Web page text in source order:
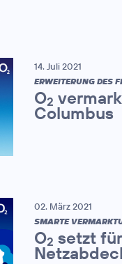
14. Juli 2021
ERWEITERUNG DES
O2
Columbus
02. März 2021
SMARTE
O2 setzt